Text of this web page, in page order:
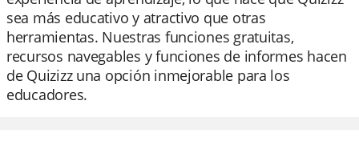
sea más educativo y atractivo que otras
herramientas. Nuestras funciones gratuitas,
recursos navegables y funciones de informes hacen
de Quizizz una opción inmejorable para los
educadores.